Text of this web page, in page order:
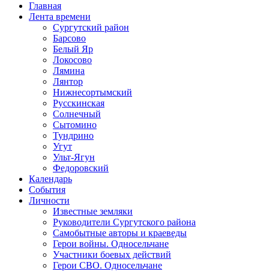
Главная
Лента времени
Сургутский район
Барсово
Белый Яр
Локосово
Лямина
Лянтор
Нижнесортымский
Русскинская
Солнечный
Сытомино
Тундрино
Угут
Ульт-Ягун
Федоровский
Календарь
События
Личности
Известные земляки
Руководители Сургутского района
Самобытные авторы и краеведы
Герои войны. Односельчане
Участники боевых действий
Герои СВО. Односельчане